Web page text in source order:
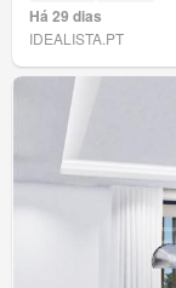
Há 29 dias
IDEALISTA.PT